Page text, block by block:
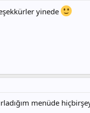
yinede
menüde